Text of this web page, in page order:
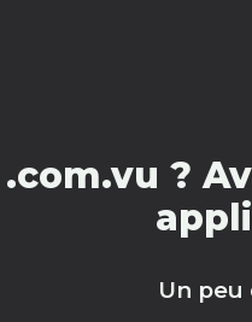
?
Un